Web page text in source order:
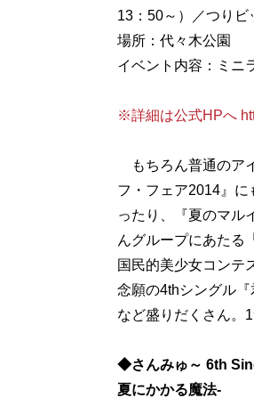
13：50～）／つりビ
場所：代々木公園
イベント内容：ミニ
※詳細は公式HPへ
もちろん普通のア
フ・フェア2014』
ったり、『夏のマル
んグループにあたる
国民的美少女コンテ
念願の4thシングル
など盛りだくさん。
◆さんみゅ～ 6th
夏にかかる魔法-